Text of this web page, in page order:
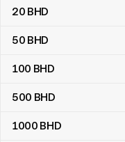
20 BHD
50 BHD
100 BHD
500 BHD
1000 BHD